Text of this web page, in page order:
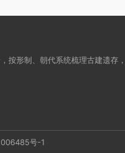
按形制、朝代系统梳理古建遗存
号-1